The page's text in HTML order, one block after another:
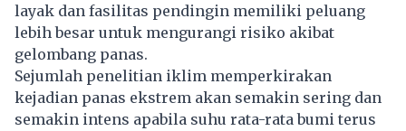
layak dan fasilitas pendingin memiliki peluang
lebih besar untuk mengurangi risiko akibat
gelombang panas.
Sejumlah penelitian iklim memperkirakan
kejadian panas ekstrem akan semakin sering dan
semakin intens apabila suhu rata-rata bumi terus